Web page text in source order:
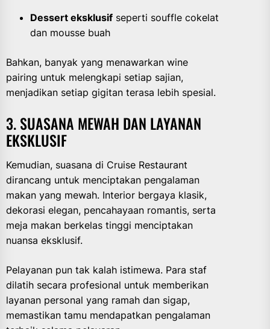
Dessert eksklusif seperti souffle cokelat
dan mousse buah
Bahkan, banyak yang menawarkan wine
pairing untuk melengkapi setiap sajian,
menjadikan setiap gigitan terasa lebih spesial.
3. SUASANA MEWAH DAN LAYANAN
EKSKLUSIF
Kemudian, suasana di Cruise Restaurant
dirancang untuk menciptakan pengalaman
makan yang mewah. Interior bergaya klasik,
dekorasi elegan, pencahayaan romantis, serta
meja makan berkelas tinggi menciptakan
nuansa eksklusif.
Pelayanan pun tak kalah istimewa. Para staf
dilatih secara profesional untuk memberikan
layanan personal yang ramah dan sigap,
memastikan tamu mendapatkan pengalaman